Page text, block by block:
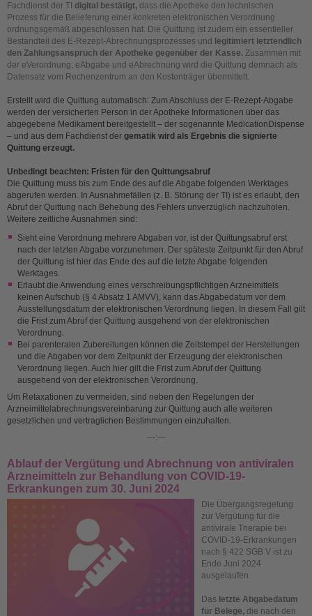
Fachdienst der TI digital bestätigt, dass die Apotheke den technischen
Prozess für die Belieferung einer konkreten elektronischen Verordnung
ordnungsgemäß abgeschlossen hat. Die Quittung ist zudem ein essentieller
Bestandteil des E-Rezept-Abrechnungsprozesses und
legitimiert letztendlich
den Zahlungsanspruch der Apotheke gegenüber der Kasse. Zusammen mit
der eVerordnung, eAbgabe und eAbrechnung wird die Quittung demnach als
Datensatz vom Rechenzentrum an den Kostenträger übermittelt.
Erstellt wird die Quittung automatisch: Zum Abschluss der E-Rezept-Abgabe
werden der versicherten Person in der Apotheke Informationen über das
abgegebene Medikament bereitgestellt – der sogenannte MedicationDispense
– und aus dem Fachdienst der gematik wird als Ergebnis die signierte
Quittung erzeugt.
Unbedingt beachten: Fristen für den Quittungsabruf
Die Quittung muss bis zum Ende des auf die Abgabe folgenden Werktages
abgerufen werden. In Ausnahmefällen (z. B. Störung der TI) ist es erlaubt, den
Abruf der Quittung nach Behebung des Fehlers unverzüglich nachzuholen.
Weitere zeitliche Ausnahmen sind:
Sieht eine Verordnung mehrere Abgaben vor, ist der Quittungsabruf erst
nach der letzten Abgabe vorzunehmen. Der späteste Zeitpunkt für den Abruf
der Quittung ist hier das Ende des auf die letzte Abgabe folgenden
Werktages.
Erlaubt die Anwendung eines verschreibungspflichtigen Arzneimittels
keinen Aufschub (§ 4 Absatz 1 AMVV), kann das Abgabedatum vor dem
Ausstellungsdatum der elektronischen Verordnung liegen. In diesem Fall gilt
die Frist zum Abruf der Quittung ausgehend von der elektronischen
Verordnung.
Bei parenteralen Zubereitungen können die Zeitstempel der Herstellungen
und die Abgaben vor dem Zeitpunkt der Erzeugung der elektronischen
Verordnung liegen. Auch hier gilt die Frist zum Abruf der Quittung
ausgehend von der elektronischen Verordnung.
Um Retaxationen zu vermeiden, sind neben den Regelungen der
Arzneimittelabrechnungsvereinbarung zur Quittung auch alle weiteren
gesetzlichen und vertraglichen Bestimmungen einzuhalten.
---:---
Ablauf der Vergütung und Abrechnung von antiviralen
Arzneimitteln zur Behandlung von COVID-19-
Erkrankungen zum 30. Juni 2024
Die Übergangsregelung
zur Vergütung für die
antivirale Therapie bei
COVID-19-Erkrankungen
nach § 422 SGB V ist zu
Ende Juni 2024
ausgelaufen.
Das letzte Abgabedatum
für Belege, die nach den